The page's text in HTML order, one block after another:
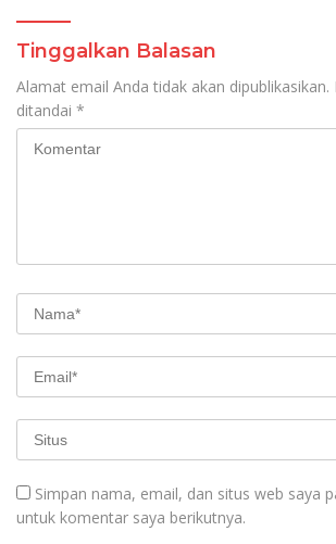
Tinggalkan Balasan
Alamat email Anda tidak akan dipublikasikan.
ditandai *
Simpan nama, email, dan situs web saya
untuk komentar saya berikutnya.